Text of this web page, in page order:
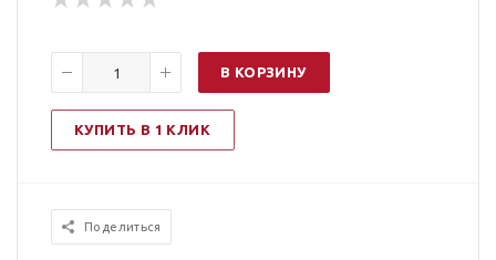
В КОРЗИНУ
КУПИТЬ В 1 КЛИК
Поделиться